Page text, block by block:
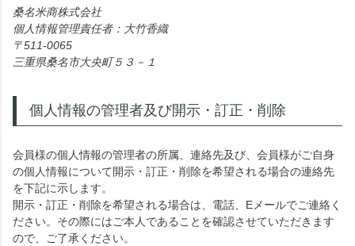
桑名米商株式会社
個人情報管理責任者：大竹香織
511-0065
三重県桑名市大央町５３－１
個人情報の管理者及び開示・訂正・削除
会員様の個人情報の管理者の所属、連絡先及び、会員様がご自身
の個人情報について開示・訂正・削除を希望される場合の連絡先
を下記に示します。
開示・訂正・削除を希望される場合は、電話、Eメールでご連絡く
ださい。その際にはご本人であることを確認させていただきます
ので、ご了承ください。